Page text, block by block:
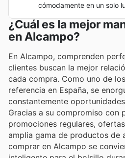
cómodamente en un solo
¿Cuál es la mejor
en Alcampo?
En Alcampo, comprenden
clientes buscan la mejor
cada compra. Como uno de
referencia en España, se
constantemente
Gracias a su compromiso con
promociones regulares,
amplia gama de productos de
comprar en Alcampo se